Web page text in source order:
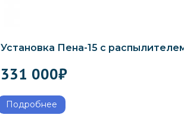
Установка Пена-15 с
331 000₽
Подробнее